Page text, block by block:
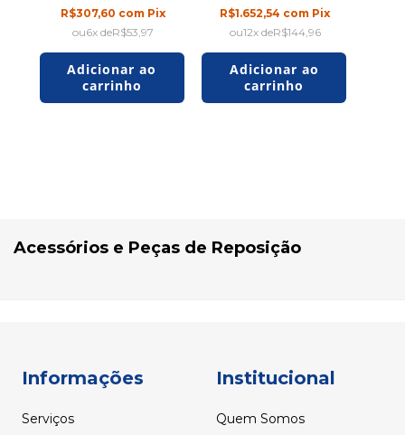
R$307,60 com Pix
6x deR$53,97
R$1.652,54 com Pix
12x deR$144,96
Acessórios e Peças de Reposição
Informações
Serviços
Institucional
Quem Somos